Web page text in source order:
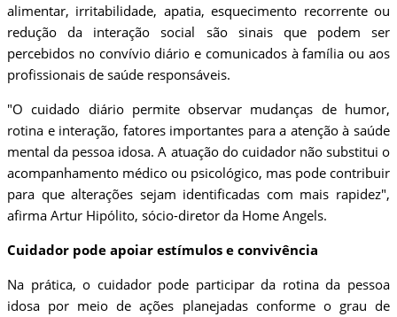
alimentar, irritabilidade, apatia, esquecimento recorrente ou
redução da interação social são sinais que podem ser
percebidos no convívio diário e comunicados à família ou aos
profissionais de saúde responsáveis.
"O cuidado diário permite observar mudanças de humor,
rotina e interação, fatores importantes para a atenção à saúde
mental da pessoa idosa. A atuação do cuidador não substitui o
acompanhamento médico ou psicológico, mas pode contribuir
para que alterações sejam identificadas com mais rapidez",
afirma Artur Hipólito, sócio-diretor da Home Angels.
Cuidador pode apoiar estímulos e convivência
Na prática, o cuidador pode participar da rotina da pessoa
idosa por meio de ações planejadas conforme o grau de